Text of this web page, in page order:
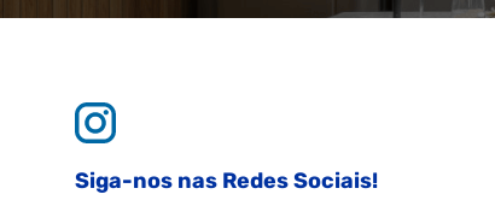
Siga-nos nas Redes Sociais!